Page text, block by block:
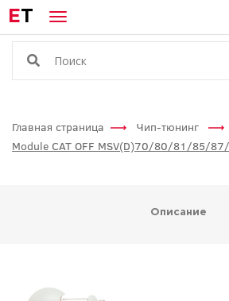
ET
Главная страница Чип-тюнинг
Module CAT OFF MSV(D)70/80/81/85/
Описание